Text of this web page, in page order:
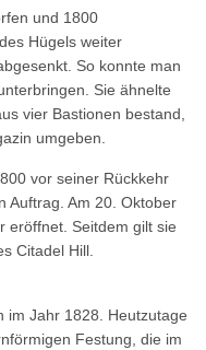
und 1800
Hügels weiter
So konnte man
Sie ähnelte
vier Bastionen bestand,
umgeben.
vor seiner Rückkehr
Auftrag. Am 20. Oktober
eröffnet. Seitdem gilt sie
Citadel Hill.
im Jahr 1828. Heutzutage
Festung, die im